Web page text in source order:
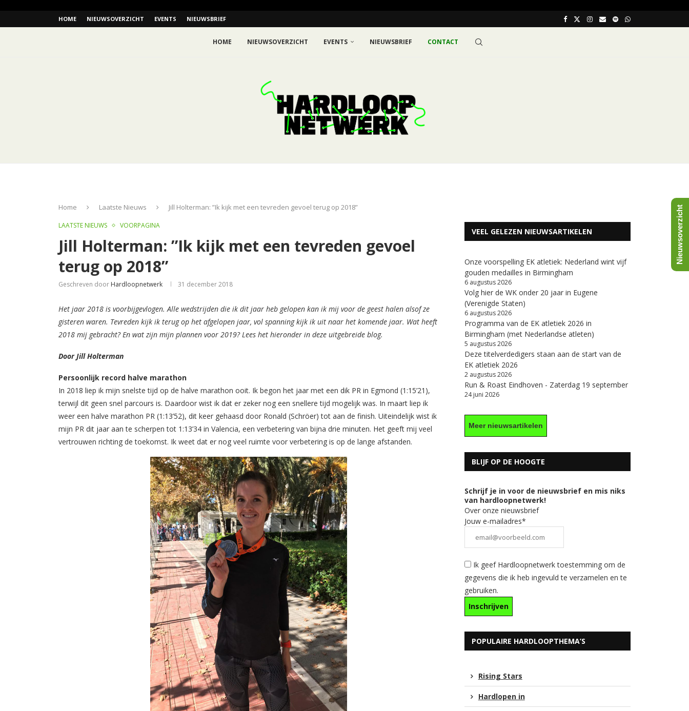
HOME NIEUWSOVERZICHT EVENTS NIEUWSBRIEF
HOME NIEUWSOVERZICHT EVENTS NIEUWSBRIEF CONTACT
Home Laatste Nieuws Jill Holterman: ”Ik kijk met een tevreden gevoel terug op 2018”
LAATSTE NIEUWS VOORPAGINA
Jill Holterman: ”Ik kijk met een tevreden gevoel
terug op 2018”
Geschreven door Hardloopnetwerk 31 december 2018
Het jaar 2018 is voorbijgevlogen. Alle wedstrijden die ik dit jaar heb gelopen kan ik mij voor de geest halen alsof ze
gisteren waren. Tevreden kijk ik terug op het afgelopen jaar, vol spanning kijk ik uit naar het komende jaar. Wat heeft
2018 mij gebracht? En wat zijn mijn plannen voor 2019? Lees het hieronder in deze uitgebreide blog.
Door Jill Holterman
Persoonlijk record halve marathon
In 2018 liep ik mijn snelste tijd op de halve marathon ooit. Ik begon het jaar met een dik PR in Egmond (1:15’21),
terwijl dit geen snel parcours is. Daardoor wist ik dat er zeker nog een snellere tijd mogelijk was. In maart liep ik
weer een halve marathon PR (1:13’52), dit keer gehaasd door Ronald (Schröer) tot aan de finish. Uiteindelijk wist ik
mijn PR dit jaar aan te scherpen tot 1:13’34 in Valencia, een verbetering van bijna drie minuten. Het geeft mij veel
vertrouwen richting de toekomst. Ik weet dat er nog veel ruimte voor verbetering is op de lange afstanden.
VEEL GELEZEN NIEUWSARTIKELEN
Onze voorspelling EK atletiek: Nederland wint vijf
gouden medailles in Birmingham
6 augustus 2026
Volg hier de WK onder 20 jaar in Eugene
(Verenigde Staten)
6 augustus 2026
Programma van de EK atletiek 2026 in
Birmingham (met Nederlandse atleten)
5 augustus 2026
Deze titelverdedigers staan aan de start van de
EK atletiek 2026
2 augustus 2026
Run & Roast Eindhoven - Zaterdag 19 september
24 juni 2026
Meer nieuwsartikelen
BLIJF OP DE HOOGTE
Schrijf je in voor de nieuwsbrief en mis niks
van hardloopnetwerk!
Over onze nieuwsbrief
Jouw e-mailadres*
Ik geef Hardloopnetwerk toestemming om de
gegevens die ik heb ingevuld te verzamelen en te
gebruiken.
POPULAIRE HARDLOOPTHEMA’S
Rising Stars
Hardlopen in
Nieuwsoverzicht